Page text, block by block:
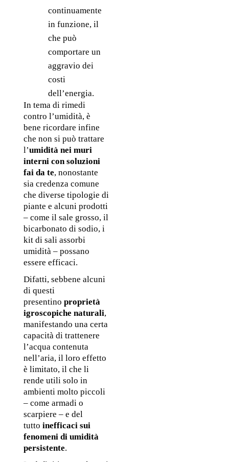
continuamente
in funzione, il
che può
comportare un
aggravio dei
costi
dell’energia.
In tema di rimedi
contro l’umidità, è
bene ricordare infine
che non si può trattare
l’umidità nei muri
interni con soluzioni
fai da te, nonostante
sia credenza comune
che diverse tipologie di
piante e alcuni prodotti
– come il sale grosso, il
bicarbonato di sodio, i
kit di sali assorbi
umidità – possano
essere efficaci.
Difatti, sebbene alcuni
di questi
presentino proprietà
igroscopiche naturali,
manifestando una certa
capacità di trattenere
l’acqua contenuta
nell’aria, il loro effetto
è limitato, il che li
rende utili solo in
ambienti molto piccoli
– come armadi o
scarpiere – e del
tutto inefficaci sui
fenomeni di umidità
persistente.